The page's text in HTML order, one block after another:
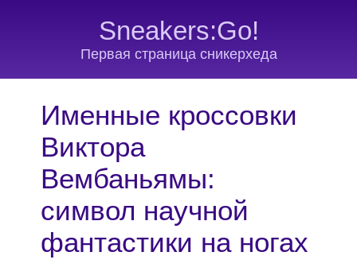
Sneakers:Go!
Первая страница сникерхеда
Именные кроссовки
Виктора
Вембаньямы:
символ научной
фантастики на ногах